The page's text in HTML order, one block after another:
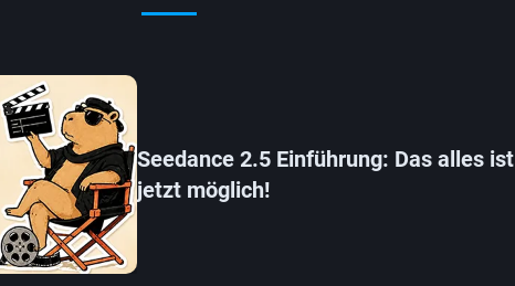
Seedance 2.5 Einführung: Das alles ist
jetzt möglich!